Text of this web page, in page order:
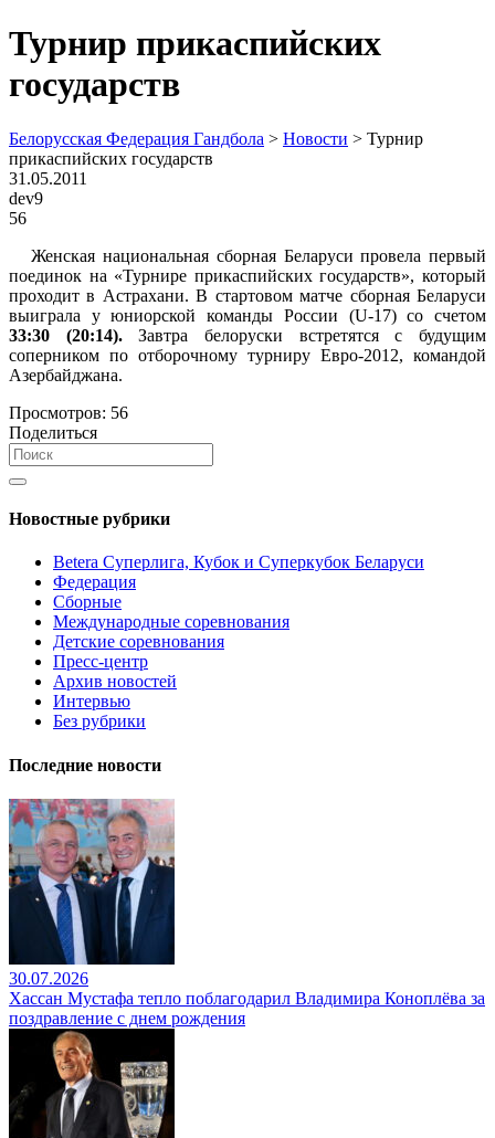
Турнир прикаспийских
государств
Белорусская Федерация Гандбола > Новости > Турнир
прикаспийских государств
31.05.2011
dev9
56
Женская национальная сборная Беларуси провела первый
поединок на «Турнире прикаспийских государств», который
проходит в Астрахани. В стартовом матче сборная Беларуси
выиграла у юниорской команды России (U-17) со счетом
33:30 (20:14).Завтра белоруски встретятся с будущим
соперником по отборочному турниру Евро-2012, командой
Азербайджана.
Просмотров: 56
Поделиться
Новостные рубрики
Betera Суперлига, Кубок и Суперкубок Беларуси
Федерация
Сборные
Международные соревнования
Детские соревнования
Пресс-центр
Архив новостей
Интервью
Без рубрики
Последние новости
30.07.2026
Хассан Мустафа тепло поблагодарил Владимира Коноплёва за
поздравление с днем рождения